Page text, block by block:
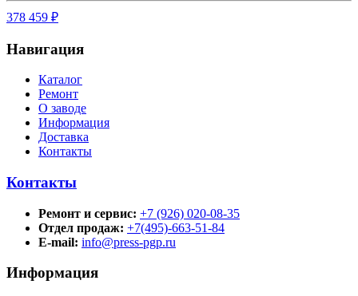
378 459 ₽
Навигация
Каталог
Ремонт
О заводе
Информация
Доставка
Контакты
Контакты
Ремонт и сервис: +7 (926) 020-08-35
Отдел продаж: +7(495)-663-51-84
E-mail: info@press-pgp.ru
Информация